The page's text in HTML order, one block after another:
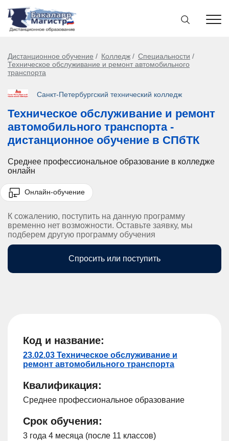
Дистанционное обучение Колледж
Специальности
Техническое обслуживание и ремонт автомобильного
транспорта
Санкт-Петербургский технический колледж
Техническое обслуживание и ремонт
автомобильного транспорта -
дистанционное обучение в СПбТК
Среднее профессиональное образование в колледже
онлайн
Онлайн-обучение
К сожалению, поступить на данную программу
временно нет возможности. Оставьте заявку, мы
подберем другую программу обучения
Спросить или поступить
Код и название:
23.02.03 Техническое обслуживание и
ремонт автомобильного транспорта
Квалификация:
Среднее профессиональное образование
Срок обучения:
3 года 4 месяца (после 11 классов)